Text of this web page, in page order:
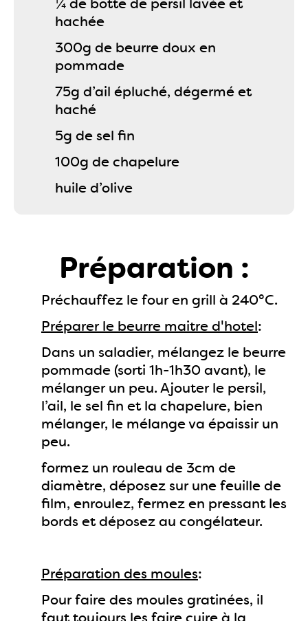
hachée
300g de beurre doux en
pommade
75g d’ail épluché, dégermé et
haché
5g de sel fin
100g de chapelure
huile d’olive
Préparation :
Préchauffez le four en grill à 240°C.
Préparer le beurre maitre d'hotel:
Dans un saladier, mélangez le beurre
pommade (sorti 1h-1h30 avant), le
mélanger un peu. Ajouter le persil,
l’ail, le sel fin et la chapelure, bien
mélanger, le mélange va épaissir un
peu.
formez un rouleau de 3cm de
diamètre, déposez sur une feuille de
film, enroulez, fermez en pressant les
bords et déposez au congélateur.
Préparation des moules:
Pour faire des moules gratinées, il